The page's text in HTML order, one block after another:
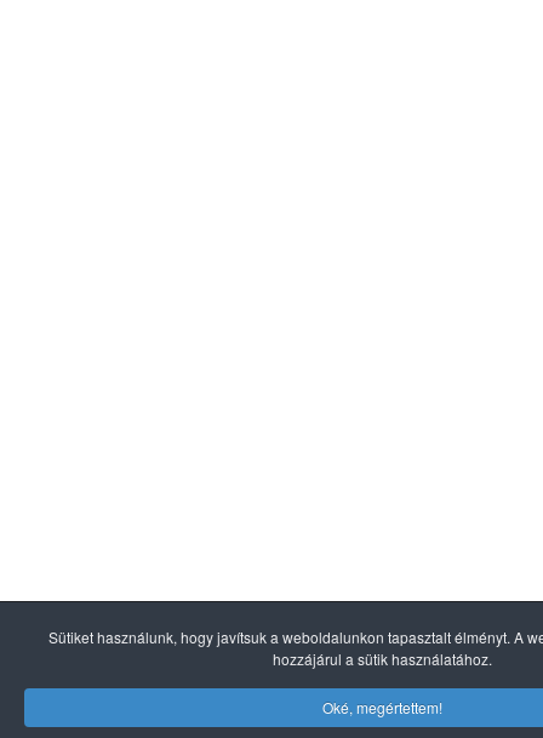
Sütiket használunk, hogy javítsuk a weboldalunkon tapasztalt élményt. A
hozzájárul a sütik használatához.
Oké, megértettem!